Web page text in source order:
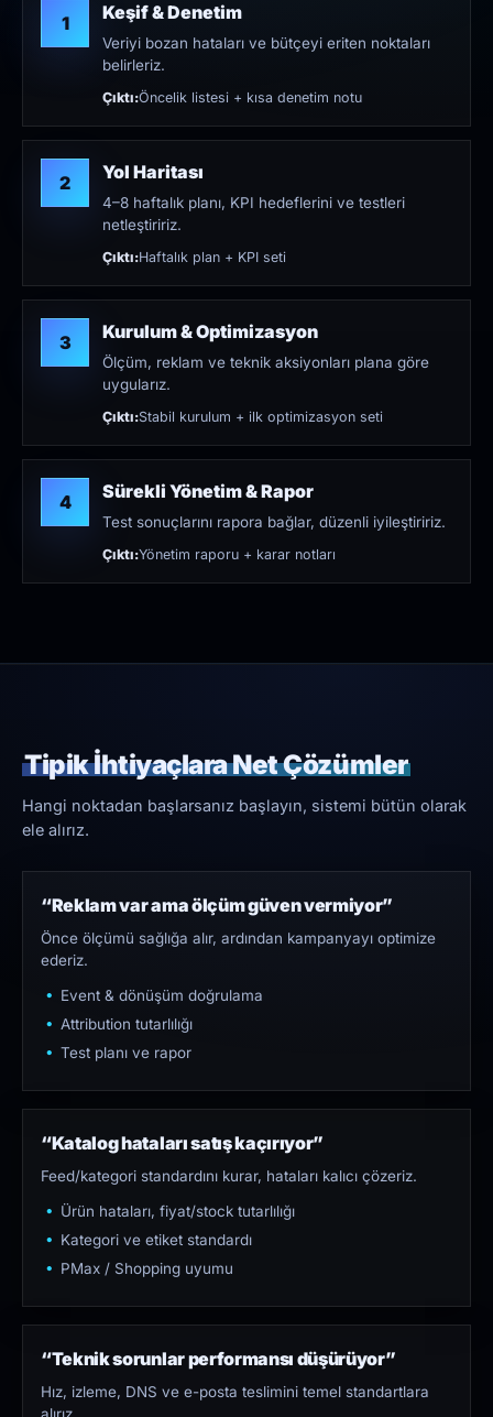
1 Keşif & Denetim
Veriyi bozan hataları ve bütçeyi eriten noktaları
belirleriz.
Çıktı:Öncelik listesi + kısa denetim notu
2 Yol Haritası
4–8 haftalık planı, KPI hedeflerini ve testleri
netleştiririz.
Çıktı:Haftalık plan + KPI seti
3 Kurulum & Optimizasyon
Ölçüm, reklam ve teknik aksiyonları plana göre
uygularız.
Çıktı:Stabil kurulum + ilk optimizasyon seti
4 Sürekli Yönetim & Rapor
Test sonuçlarını rapora bağlar, düzenli iyileştiririz.
Çıktı:Yönetim raporu + karar notları
Tipik İhtiyaçlara Net Çözümler
Hangi noktadan başlarsanız başlayın, sistemi bütün olarak
ele alırız.
“Reklam var ama ölçüm güven vermiyor”
Önce ölçümü sağlığa alır, ardından kampanyayı optimize
ederiz.
Event & dönüşüm doğrulama
Attribution tutarlılığı
Test planı ve rapor
“Katalog hataları satış kaçırıyor”
Feed/kategori standardını kurar, hataları kalıcı çözeriz.
Ürün hataları, fiyat/stock tutarlılığı
Kategori ve etiket standardı
PMax / Shopping uyumu
“Teknik sorunlar performansı düşürüyor”
Hız, izleme, DNS ve e-posta teslimini temel standartlara